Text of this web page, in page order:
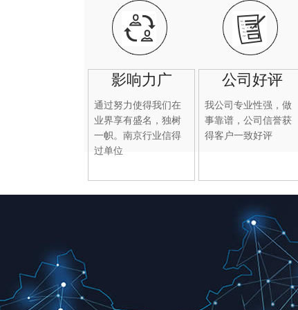
影响力广
通过努力使得我们在
业界享有盛名，独树
一帜。南京行业信得
过单位
公司好评
我公司专业性强，做
事靠谱，公司信誉获
得客户一致好评